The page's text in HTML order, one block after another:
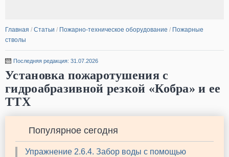
Главная / Статьи / Пожарно-техническое оборудование / Пожарные
стволы
Последняя редакция: 31.07.2026
Установка пожаротушения с
гидроабразивной резкой «Кобра» и ее
ТТХ
Популярное сегодня
Упражнение 2.6.4. Забор воды с помощью